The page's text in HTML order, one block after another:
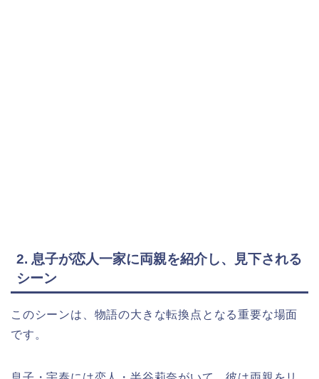
2. 息子が恋人一家に両親を紹介し、見下される
シーン
このシーンは、物語の大きな転換点となる重要な場面
です。